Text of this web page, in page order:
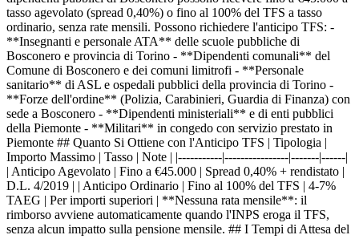
tasso agevolato (spread 0,40%) o fino al 100% del TFS a tasso
ordinario, senza rate mensili. Possono richiedere l'anticipo TFS: -
**Insegnanti e personale ATA** delle scuole pubbliche di
Bosconero e provincia di Torino - **Dipendenti comunali** del
Comune di Bosconero e dei comuni limitrofi - **Personale
sanitario** di ASL e ospedali pubblici della provincia di Torino -
**Forze dell'ordine** (Polizia, Carabinieri, Guardia di Finanza) con
sede a Bosconero - **Dipendenti ministeriali** e di enti pubblici
della Piemonte - **Militari** in congedo con servizio prestato in
Piemonte ## Quanto Si Ottiene con l'Anticipo TFS | Tipologia |
Importo Massimo | Tasso | Note | |-----------|----------------|-------|------|
| Anticipo Agevolato | Fino a €45.000 | Spread 0,40% + rendistato |
D.L. 4/2019 | | Anticipo Ordinario | Fino al 100% del TFS | 4-7%
TAEG | Per importi superiori | **Nessuna rata mensile**: il
rimborso avviene automaticamente quando l'INPS eroga il TFS,
senza alcun impatto sulla pensione mensile. ## I Tempi di Attesa del